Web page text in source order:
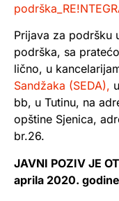
Prijava za podršku
podrška, sa
lično, u
Sandžaka (SEDA),
bb, u Tutinu, na
opštine Sjenica,
br.26.
JAVNI POZIV JE
aprila 2020.